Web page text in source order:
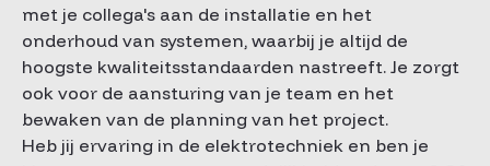
met je collega's aan de installatie en het
onderhoud van systemen, waarbij je altijd de
hoogste kwaliteitsstandaarden nastreeft. Je zorgt
ook voor de aansturing van je team en het
bewaken van de planning van het project.
Heb jij ervaring in de elektrotechniek en ben je